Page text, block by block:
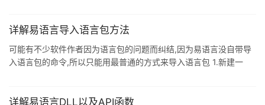
详解易语言导入语言包方法
可能有不少软件作者因为语言包的问题而纠结,因为易语言没自带导
入语言包的命令,所以只能用最普通的方式来导入语言包 1.新建一
组件有一个按钮 六个标签 两个单选框 标签内容对应语言配置文件
详解易语言DLL以及API函数